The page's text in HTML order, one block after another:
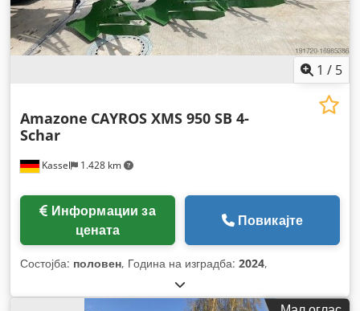
1 / 5
Kassel 1.428 km
Amazone CAYROS XMS 950 SB 4-
Schar
цената
Повикајте
Состојба: половен, Година на изградба: 2024,